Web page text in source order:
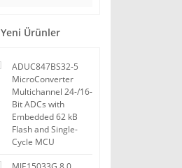
Yeni Ürünler
ADUC847BS32-5
MicroConverter
Multichannel 24-/16-
Bit ADCs with
Embedded 62 kB
Flash and Single-
Cycle MCU